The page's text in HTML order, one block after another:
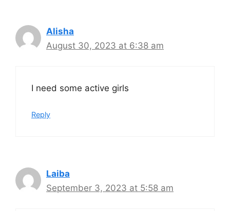
Alisha
August 30, 2023 at 6:38 am
I need some active girls
Reply
Laiba
September 3, 2023 at 5:58 am